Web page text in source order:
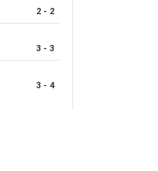
2 - 2
3 - 3
3 - 4